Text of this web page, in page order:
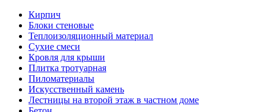
Кирпич
Блоки стеновые
Теплоизоляционный материал
Сухие смеси
Кровля для крыши
Плитка тротуарная
Пиломатериалы
Искусственный камень
Лестницы на второй этаж в частном доме